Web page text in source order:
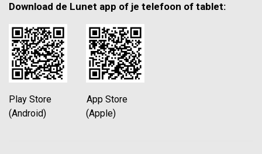
Download de Lunet app of je telefoon of tablet:
Play Store App Store
(Android) (Apple)